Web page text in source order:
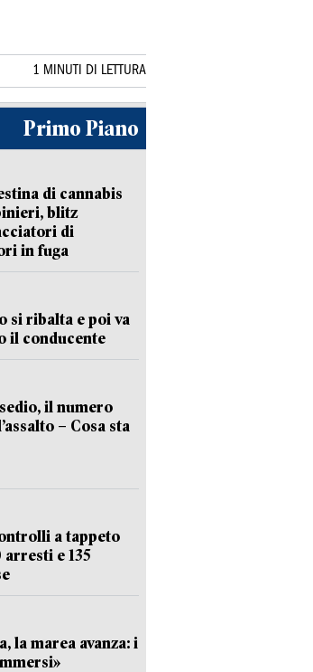
1 MINUTI DI LETTURA
Primo Piano
di cannabis
blitz
di
in fuga
si ribalta e poi va
il conducente
il numero
– Cosa sta
a tappeto
e 135
la marea avanza: i